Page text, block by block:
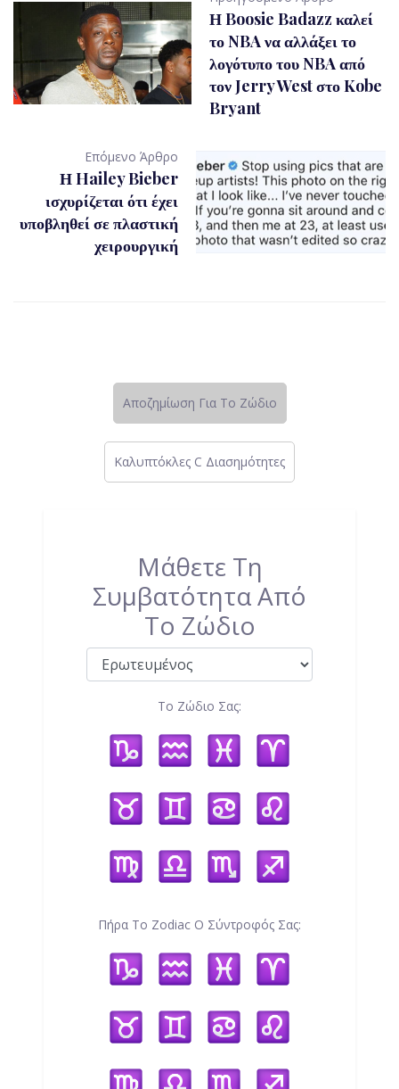
Η Boosie Badazz καλεί
το NBA να αλλάξει το
λογότυπο του NBA από
τον Jerry West στο Kobe
Bryant
Επόμενο Άρθρο
Η Hailey Bieber
ισχυρίζεται ότι έχει
υποβληθεί σε πλαστική
χειρουργική
Αποζημίωση Για Το Ζώδιο
Καλυπτόκλες C Διασημότητες
Μάθετε Τη
Συμβατότητα Από
Το Ζώδιο
Το Ζώδιο Σας:
Πήρα Το Zodiac Ο Σύντροφός Σας: